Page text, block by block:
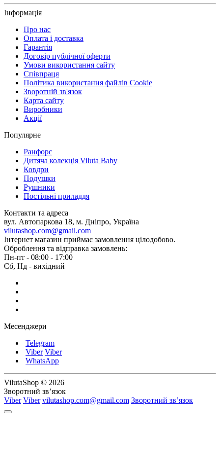
Інформація
Про нас
Оплата і доставка
Гарантія
Договір публічної оферти
Умови використання сайту
Співпраця
Політика використання файлів Cookie
Зворотній зв'язок
Карта сайту
Виробники
Акції
Популярне
Ранфорс
Дитяча колекція Viluta Baby
Ковдри
Подушки
Рушники
Постільні приладдя
Контакти та адреса
вул. Автопаркова 18, м. Дніпро, Україна
vilutashop.com@gmail.com
Інтернет магазин приймає замовлення цілодобово.
Оброблення та відправка замовлень:
Пн-пт - 08:00 - 17:00
Сб, Нд - вихідний
Месенджери
Telegram
Viber Viber
WhatsApp
VilutaShop © 2026
Зворотний зв’язок
Viber Viber vilutashop.com@gmail.com Зворотний зв’язок